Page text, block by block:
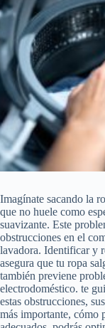
Imagínate sacando la
que no huele como
suavizante. Este
obstrucciones en el
lavadora. Identificar y
asegura que tu ropa
también previene
electrodoméstico. te
estas obstrucciones,
más importante, cómo